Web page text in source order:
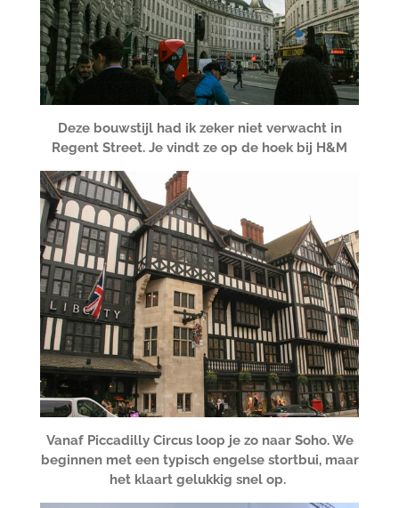
Deze bouwstijl had ik zeker niet verwacht in
Regent Street. Je vindt ze op de hoek bij H&M
Vanaf Piccadilly Circus loop je zo naar Soho. We
beginnen met een typisch engelse stortbui, maar
het klaart gelukkig snel op.